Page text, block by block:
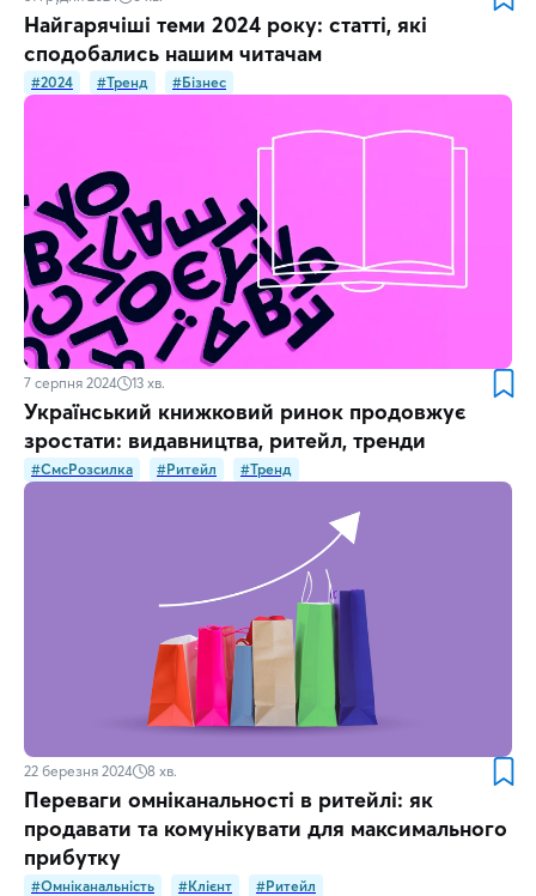
Найгарячіші теми 2024 року: статті, які
сподобались нашим читачам
#2024 #Тренд #Бізнес
7 серпня 2024 13 хв.
Український книжковий ринок продовжує
зростати: видавництва, ритейл, тренди
#СмсРозсилка #Ритейл #Тренд
22 березня 2024 8 хв.
Переваги омніканальності в ритейлі: як
продавати та комунікувати для максимального
прибутку
#Омніканальність #Клієнт #Ритейл